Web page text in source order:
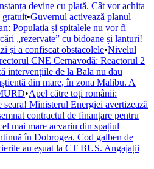
devine cu plată. Cât vor achita
gratuit•Guvernul activează planul
Populația și spitalele nu vor fi
„rezervate” cu bidoane și lanțuri!
și a confiscat obstacolele•Nivelul
CNE Cernavodă: Reactorul 2
intervențiile de la Bala nu dau
din mare, în zona Malibu. A
•Apel către toți românii:
Ministerul Energiei avertizează
contractul de finanțare pentru
mai mare acvariu din spațiul
în Dobrogea. Cod galben de
au eșuat la CT BUS. Angajații